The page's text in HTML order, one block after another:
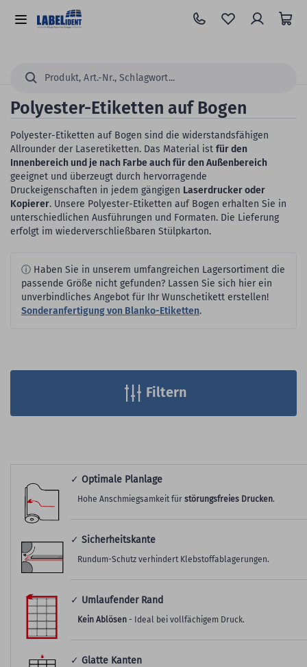
Hauptinhalt
springen
Alle
Suchen...
Polyester-Etiketten auf Bogen
Polyester-Etiketten auf Bogen sind die widerstandsfähigen
Allrounder der Laseretiketten. Das Material ist für den
Innenbereich und je nach Farbe auch für den Außenbereich
geeignet und überzeugt durch hervorragende
Druckeigenschaften in jedem gängigen Laserdrucker oder
Kopierer. Unsere Polyester-Etiketten auf Bogen erhalten Sie in
unterschiedlichen Ausführungen und Formaten. Die Lieferung
erfolgt im wiederverschließbaren Stülpkarton.
ⓘ Haben Sie in unserem umfangreichen Lagersortiment die
passende Größe nicht gefunden? Lassen Sie sich hier ein
unverbindliches Angebot für Ihr Wunschetikett erstellen!
Sonderanfertigung von Blanko-Etiketten.
Filtern
✓ Optimale Planlage
Hohe Anschmiegsamkeit für störungsfreies Drucken.
✓ Sicherheitskante
Rundum-Schutz verhindert Klebstoffablagerungen.
✓ Umlaufender Rand
Kein Ablösen - Ideal bei vollfächigem Druck.
✓ Glatte Kanten